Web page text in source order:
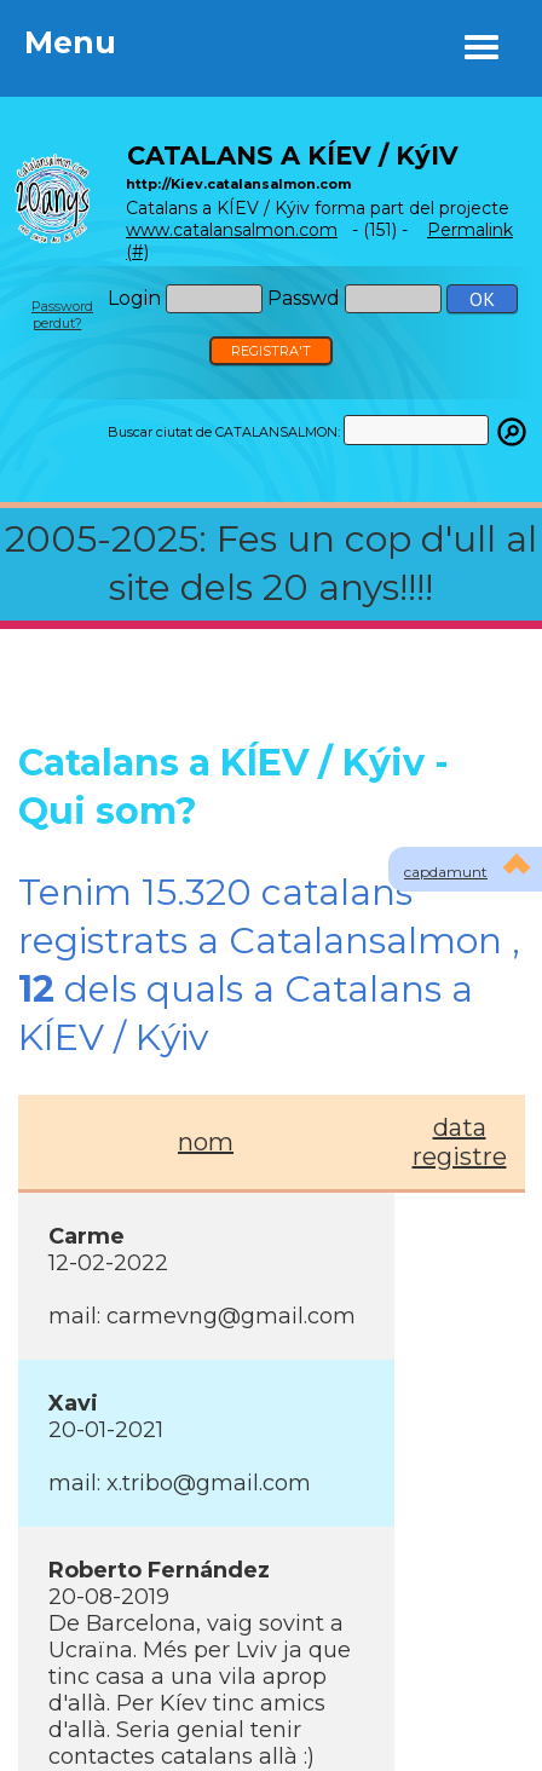
Menu
CATALANS A KÍEV / KýIV
http://Kiev.catalansalmon.com
Catalans a KÍEV / Kýiv forma part del projecte
www.catalansalmon.com - (151) -
Permalink
(#)
Login Passwd
Password
perdut?
REGISTRA'T
Buscar ciutat de CATALANSALMON:
2005-2025: Fes un cop d'ull al
site dels 20 anys!!!!
Menu
capdamunt
Catalans a KÍEV / Kýiv -
Qui som?
Tenim 15.320 catalans
registrats a Catalansalmon ,
12 dels quals a Catalans a
KÍEV / Kýiv
nom
data
registre
Carme
12-02-2022
mail: carmevng@gmail.com
Xavi
20-01-2021
mail: x.tribo@gmail.com
Roberto Fernández
20-08-2019
De Barcelona, vaig sovint a
Ucraïna. Més per Lviv ja que
tinc casa a una vila aprop
d'allà. Per Kí­ev tinc amics
d'allà. Seria genial tenir
contactes catalans allà :)